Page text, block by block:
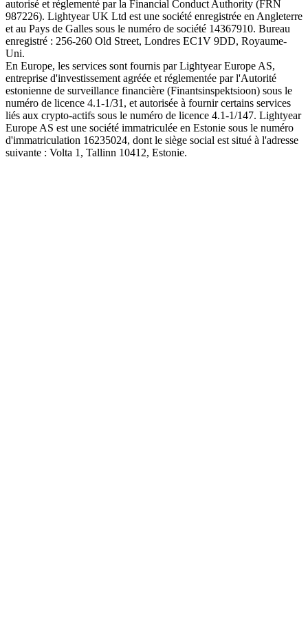
autorisé et réglementé par la Financial Conduct Authority (FRN
987226). Lightyear UK Ltd est une société enregistrée en Angleterre
et au Pays de Galles sous le numéro de société 14367910. Bureau
enregistré : 256-260 Old Street, Londres EC1V 9DD, Royaume-
Uni.
En Europe, les services sont fournis par Lightyear Europe AS,
entreprise d'investissement agréée et réglementée par l'Autorité
estonienne de surveillance financière (Finantsinspektsioon) sous le
numéro de licence 4.1-1/31, et autorisée à fournir certains services
liés aux crypto-actifs sous le numéro de licence 4.1-1/147. Lightyear
Europe AS est une société immatriculée en Estonie sous le numéro
d'immatriculation 16235024, dont le siège social est situé à l'adresse
suivante : Volta 1, Tallinn 10412, Estonie.